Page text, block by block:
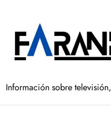
Información sobre